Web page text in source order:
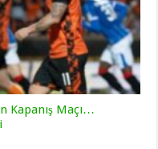
Kapanış Maçı…